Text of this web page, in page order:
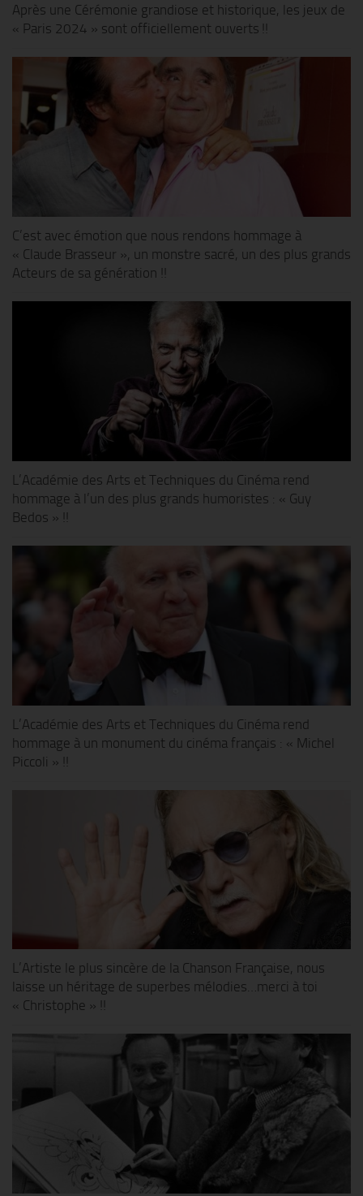
Après une Cérémonie grandiose et historique, les jeux de
« Paris 2024 » sont officiellement ouverts !!
C’est avec émotion que nous rendons hommage à
« Claude Brasseur », un monstre sacré, un des plus grands
Acteurs de sa génération !!
L’Académie des Arts et Techniques du Cinéma rend
hommage à l’un des plus grands humoristes : « Guy
Bedos » !!
L’Académie des Arts et Techniques du Cinéma rend
hommage à un monument du cinéma français : « Michel
Piccoli » !!
L’Artiste le plus sincère de la Chanson Française, nous
laisse un héritage de superbes mélodies…merci à toi
« Christophe » !!